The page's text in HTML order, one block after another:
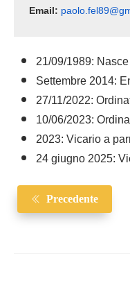
Email:
21/09/1989:
Settembre 2014:
27/11/2022:
10/06/2023:
2023: Vicario a
24 giugno 2025:
Precedente